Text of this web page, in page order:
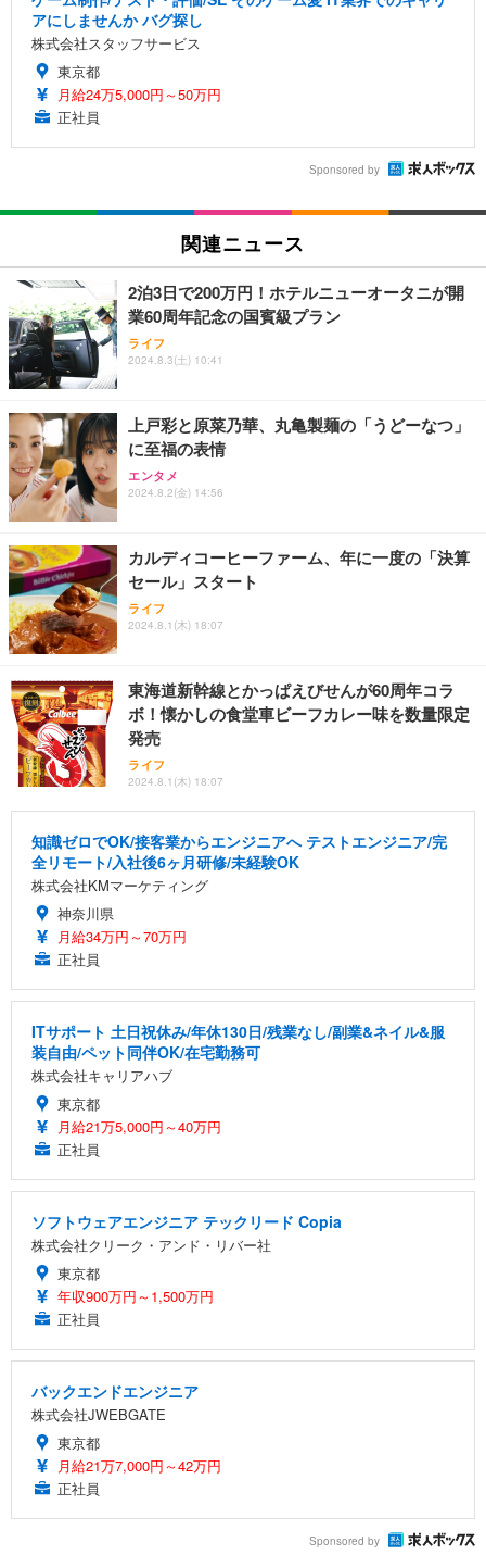
アにしませんか バグ探し
株式会社スタッフサービス
東京都
月給24万5,000円～50万円
正社員
Sponsored by
関連ニュース
2泊3日で200万円！ホテルニューオータニが開
業60周年記念の国賓級プラン
ライフ
2024.8.3(土) 10:41
上戸彩と原菜乃華、丸亀製麺の「うどーなつ」
に至福の表情
エンタメ
2024.8.2(金) 14:56
カルディコーヒーファーム、年に一度の「決算
セール」スタート
ライフ
2024.8.1(木) 18:07
東海道新幹線とかっぱえびせんが60周年コラ
ボ！懐かしの食堂車ビーフカレー味を数量限定
発売
ライフ
2024.8.1(木) 18:07
知識ゼロでOK/接客業からエンジニアへ テストエンジニア/完
全リモート/入社後6ヶ月研修/未経験OK
株式会社KMマーケティング
神奈川県
月給34万円～70万円
正社員
ITサポート 土日祝休み/年休130日/残業なし/副業&ネイル&服
装自由/ペット同伴OK/在宅勤務可
株式会社キャリアハブ
東京都
月給21万5,000円～40万円
正社員
ソフトウェアエンジニア テックリード Copia
株式会社クリーク・アンド・リバー社
東京都
年収900万円～1,500万円
正社員
バックエンドエンジニア
株式会社JWEBGATE
東京都
月給21万7,000円～42万円
正社員
Sponsored by